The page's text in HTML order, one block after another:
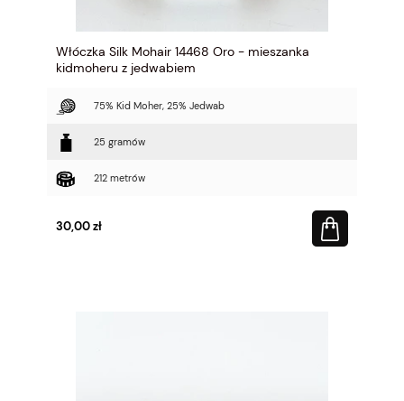
Włóczka Silk Mohair 14468 Oro - mieszanka
kidmoheru z jedwabiem
75% Kid Moher, 25% Jedwab
25 gramów
212 metrów
30,00 zł